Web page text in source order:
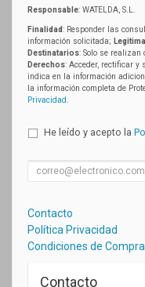
Responsable: WATELDA, S.L.
Finalidad: Responder las
información solicitada;
Destinatarios: Solo se realizan
Derechos: Acceder, rectificar y
indica en la información
la información completa de
Privacidad
He leído y acepto la
Contacto
Política Privacidad
Condiciones de Compra
Contacto